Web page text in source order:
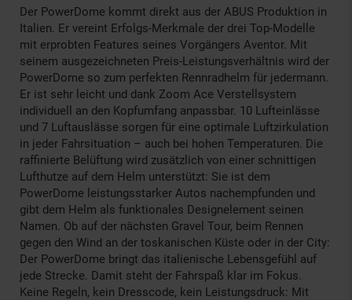
Der PowerDome kommt direkt aus der ABUS Produktion in
Italien. Er vereint Erfolgs-Merkmale der drei Top-Modelle
mit erprobten Features seines Vorgängers Aventor. Mit
seinem ausgezeichneten Preis-Leistungsverhältnis wird der
PowerDome so zum perfekten Rennradhelm für jedermann.
Er ist sehr leicht und dank Zoom Ace Verstellsystem
individuell an den Kopfumfang anpassbar. 10 Lufteinlässe
und 7 Luftauslässe sorgen für eine optimale Luftzirkulation
in jeder Fahrsituation – auch bei hohen Temperaturen. Die
raffinierte Belüftung wird zusätzlich von einer schnittigen
Lufthutze auf dem Helm unterstützt: Sie ist dem
PowerDome leistungsstarker Autos nachempfunden und
gibt dem Helm als funktionales Designelement seinen
Namen. Ob auf der nächsten Gravel Tour, beim Rennen
gegen den Wind an der toskanischen Küste oder in der City:
Der PowerDome bringt das italienische Lebensgefühl auf
jede Strecke. Damit steht der Fahrspaß klar im Fokus.
Keine Regeln, kein Dresscode, kein Leistungsdruck: Mit